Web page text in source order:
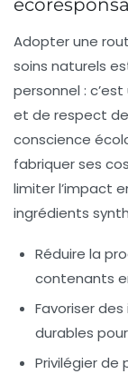
Adopter une
soins naturels
personnel :
et de respect de
conscience
fabriquer ses
limiter l’impact
ingrédients
Réduire la
contenants
Favoriser
durables
Privilégier